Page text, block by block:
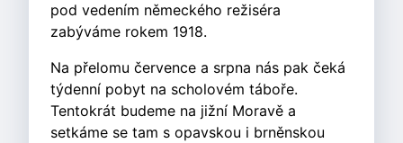
pod vedením německého režiséra
zabýváme rokem 1918.
Na přelomu července a srpna nás pak čeká
týdenní pobyt na scholovém táboře.
Tentokrát budeme na jižní Moravě a
setkáme se tam s opavskou i brněnskou